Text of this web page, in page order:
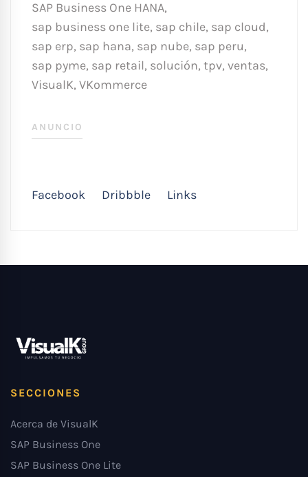
SAP Business One HANA,
sap business one lite, sap chile, sap cloud,
sap erp, sap hana, sap nube, sap peru,
sap pyme, sap retail, solución, tpv, ventas,
VisualK, VKommerce
ANUNCIO
Facebook Dribbble Links
SECCIONES
Acerca de VisualK
SAP Business One
SAP Business One Lite